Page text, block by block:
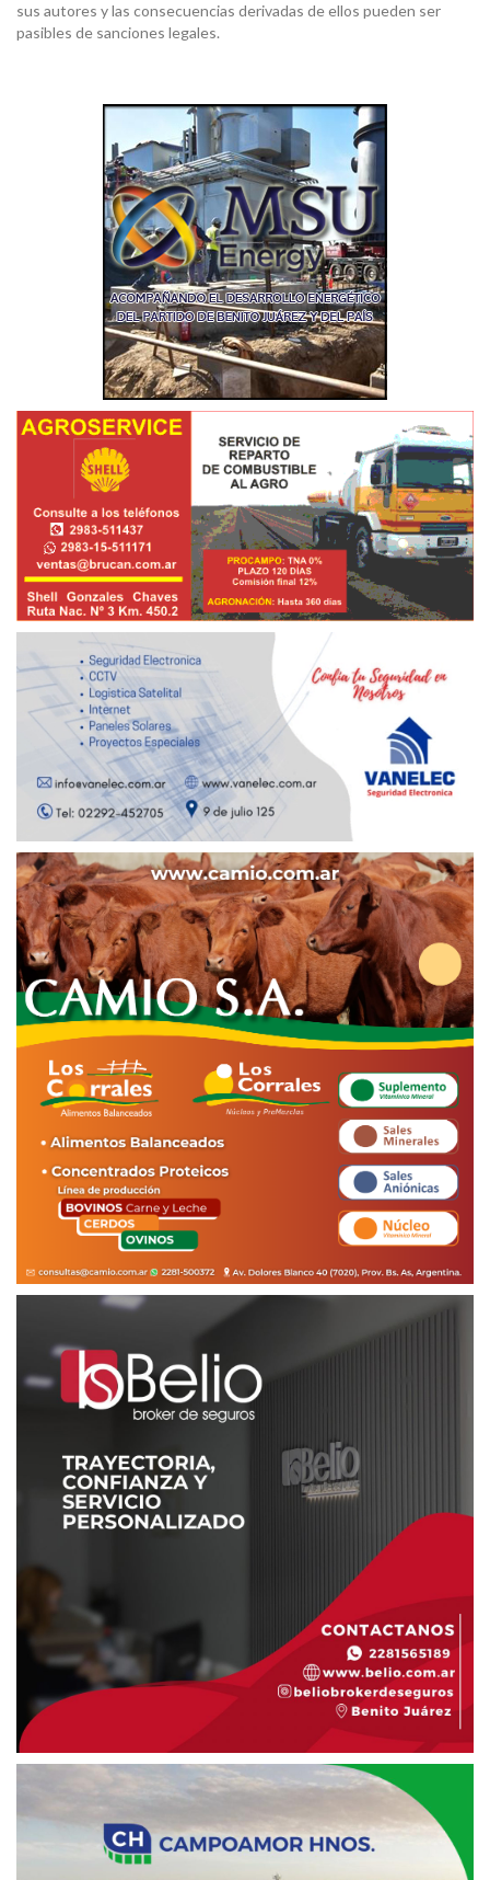
sus autores y las consecuencias derivadas de ellos pueden ser
pasibles de sanciones legales.